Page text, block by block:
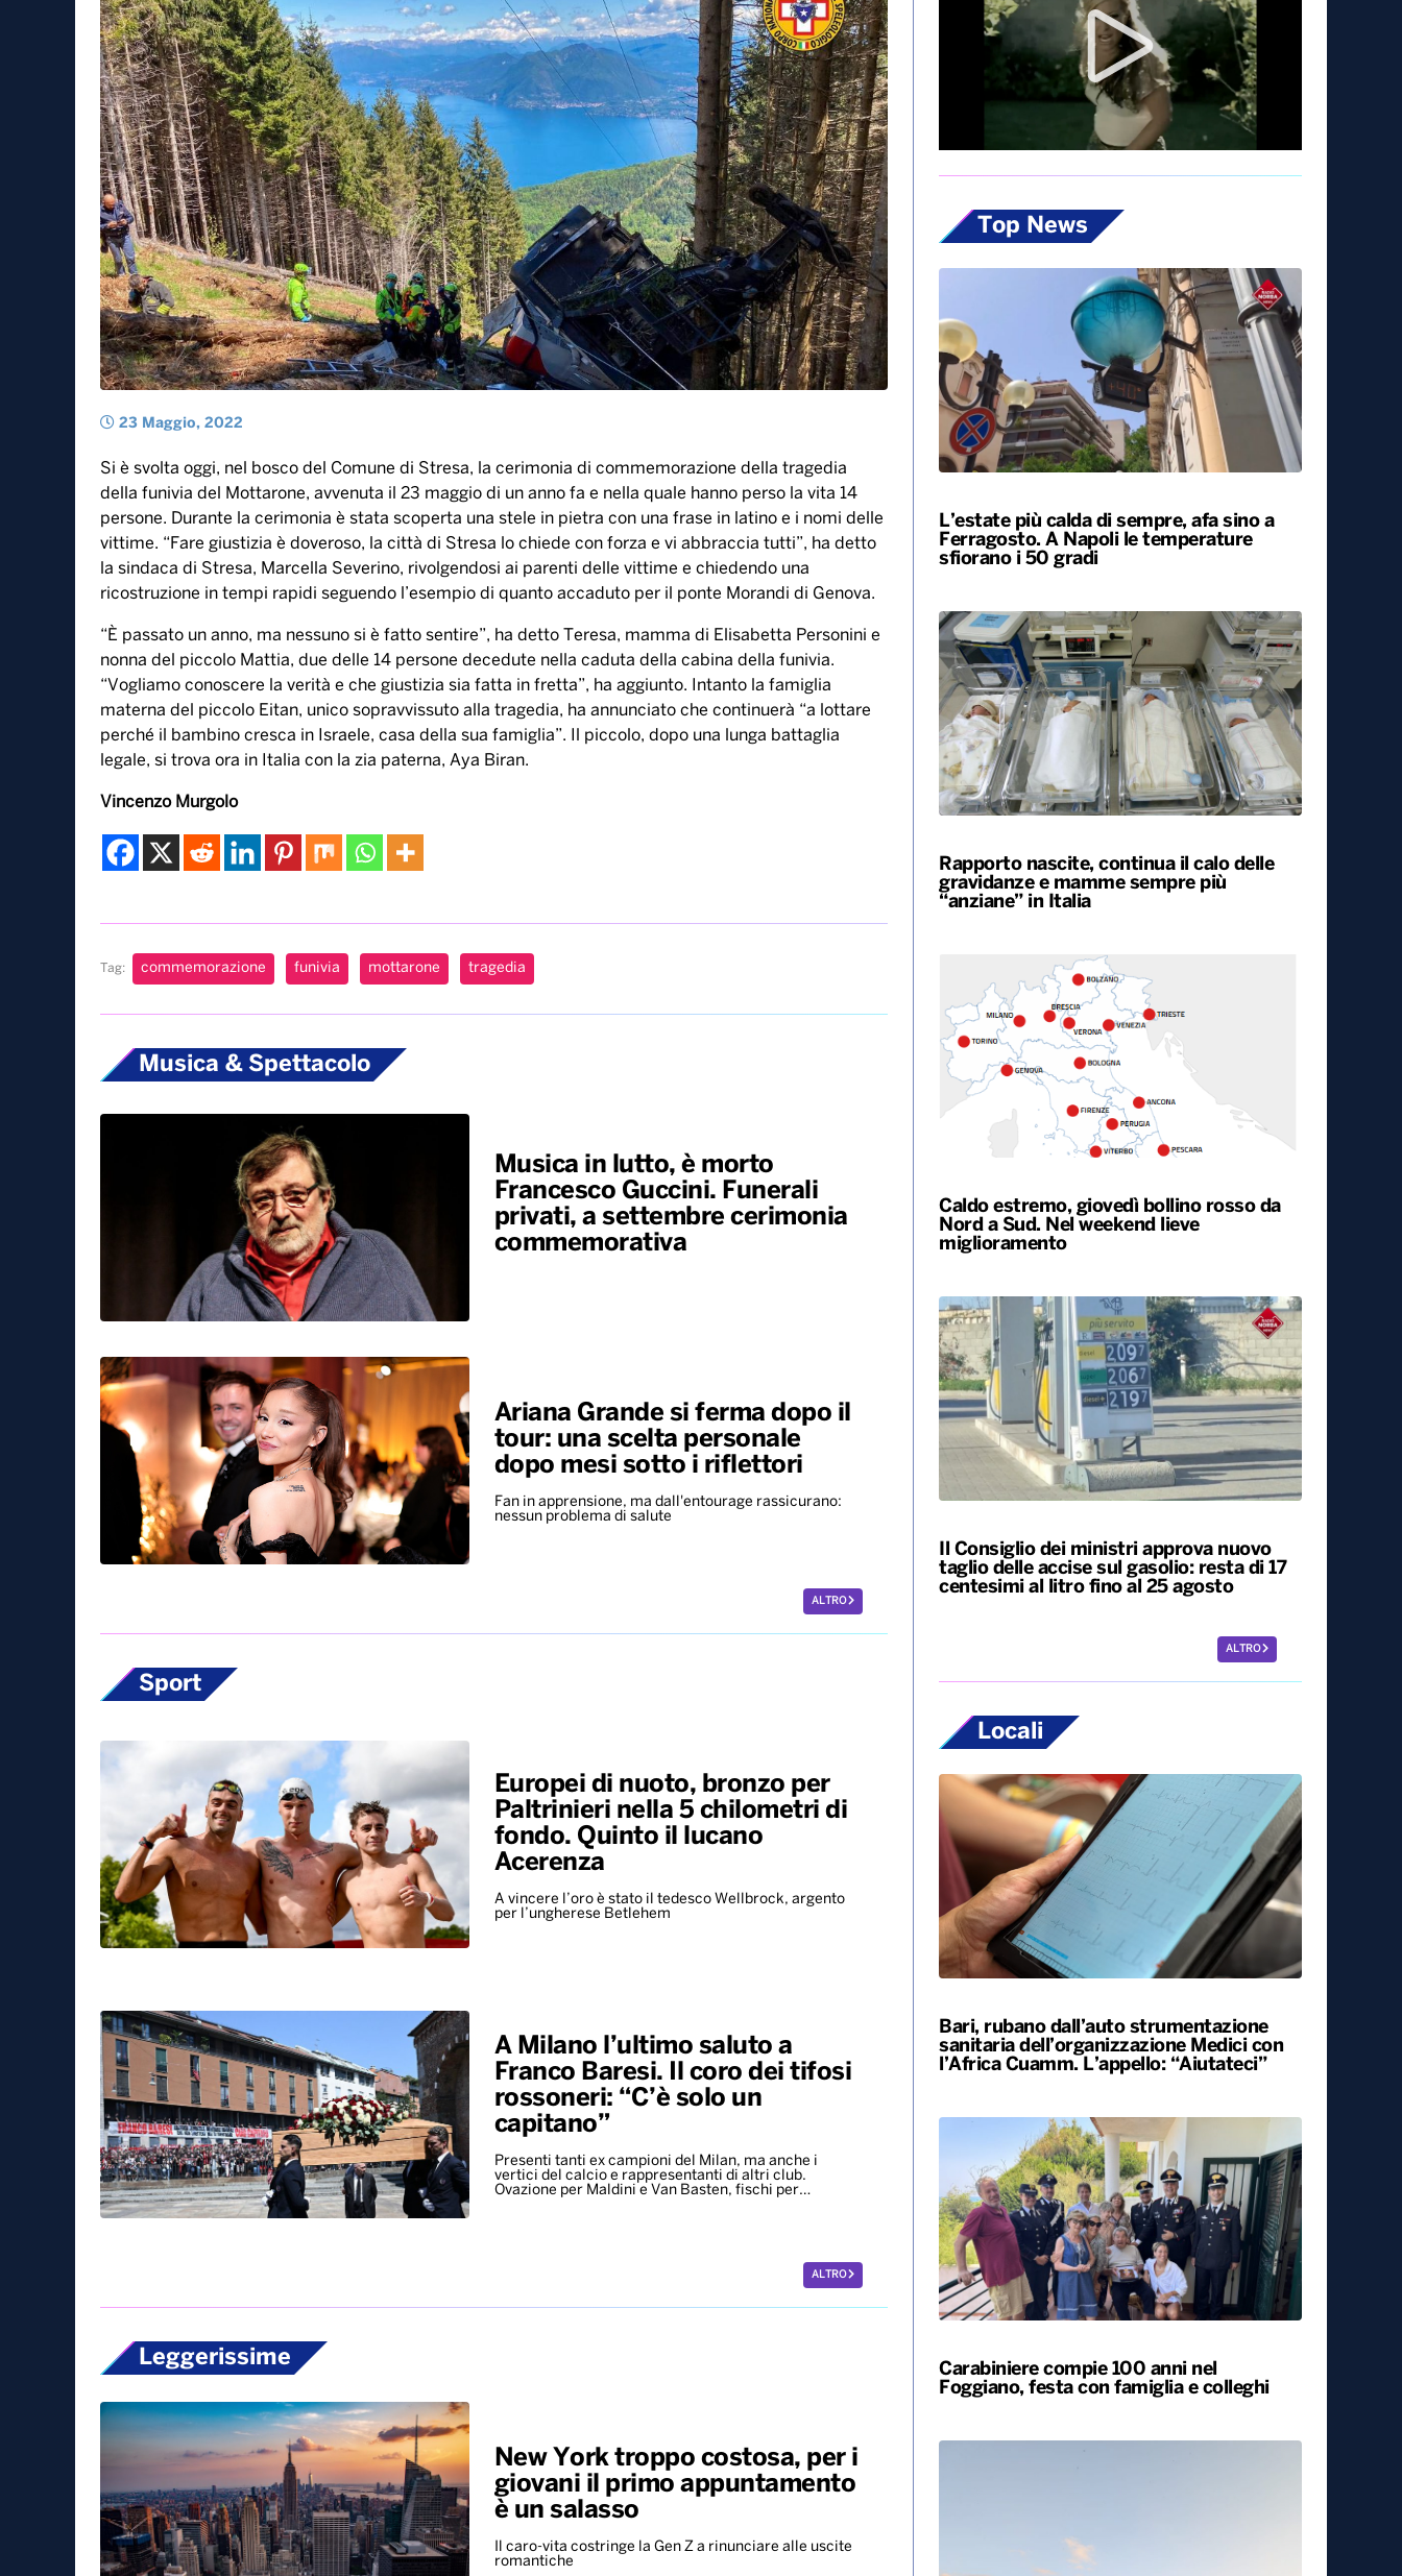
23 Maggio, 2022
Si è svolta oggi, nel bosco del Comune di Stresa, la cerimonia di commemorazione della tragedia
della funivia del Mottarone, avvenuta il 23 maggio di un anno fa e nella quale hanno perso la vita 14
persone. Durante la cerimonia è stata scoperta una stele in pietra con una frase in latino e i nomi delle
vittime. “Fare giustizia è doveroso, la città di Stresa lo chiede con forza e vi abbraccia tutti”, ha detto
la sindaca di Stresa, Marcella Severino, rivolgendosi ai parenti delle vittime e chiedendo una
ricostruzione in tempi rapidi seguendo l’esempio di quanto accaduto per il ponte Morandi di Genova.
“È passato un anno, ma nessuno si è fatto sentire”, ha detto Teresa, mamma di Elisabetta Personini e
nonna del piccolo Mattia, due delle 14 persone decedute nella caduta della cabina della funivia.
“Vogliamo conoscere la verità e che giustizia sia fatta in fretta”, ha aggiunto. Intanto la famiglia
materna del piccolo Eitan, unico sopravvissuto alla tragedia, ha annunciato che continuerà “a lottare
perché il bambino cresca in Israele, casa della sua famiglia”. Il piccolo, dopo una lunga battaglia
legale, si trova ora in Italia con la zia paterna, Aya Biran.
Vincenzo Murgolo
Tag: commemorazione funivia mottarone tragedia
Musica & Spettacolo
Musica in lutto, è morto
Francesco Guccini. Funerali
privati, a settembre cerimonia
commemorativa
Ariana Grande si ferma dopo il
tour: una scelta personale
dopo mesi sotto i riflettori
Fan in apprensione, ma dall'entourage rassicurano:
nessun problema di salute
ALTRO
Sport
Europei di nuoto, bronzo per
Paltrinieri nella 5 chilometri di
fondo. Quinto il lucano
Acerenza
A vincere l’oro è stato il tedesco Wellbrock, argento
per l’ungherese Betlehem
A Milano l’ultimo saluto a
Franco Baresi. Il coro dei tifosi
rossoneri: “C’è solo un
capitano”
Presenti tanti ex campioni del Milan, ma anche i
vertici del calcio e rappresentanti di altri club.
Ovazione per Maldini e Van Basten, fischi per…
ALTRO
Leggerissime
New York troppo costosa, per i
giovani il primo appuntamento
è un salasso
Il caro-vita costringe la Gen Z a rinunciare alle uscite
romantiche
Top News
L’estate più calda di sempre, afa sino a
Ferragosto. A Napoli le temperature
sfiorano i 50 gradi
Rapporto nascite, continua il calo delle
gravidanze e mamme sempre più
“anziane” in Italia
Caldo estremo, giovedì bollino rosso da
Nord a Sud. Nel weekend lieve
miglioramento
Il Consiglio dei ministri approva nuovo
taglio delle accise sul gasolio: resta di 17
centesimi al litro fino al 25 agosto
ALTRO
Locali
Bari, rubano dall’auto strumentazione
sanitaria dell’organizzazione Medici con
l’Africa Cuamm. L’appello: “Aiutateci”
Carabiniere compie 100 anni nel
Foggiano, festa con famiglia e colleghi